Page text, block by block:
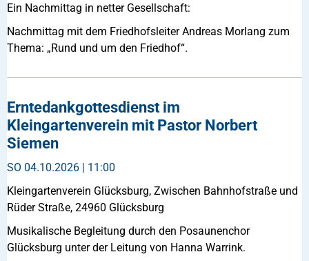
Ein Nachmittag in netter Gesellschaft:
Nachmittag mit dem Friedhofsleiter Andreas Morlang zum
Thema: „Rund und um den Friedhof“.
Erntedankgottesdienst im
Kleingartenverein mit Pastor Norbert
Siemen
SO 04.10.2026 | 11:00
Kleingartenverein Glücksburg, Zwischen Bahnhofstraße und
Rüder Straße, 24960 Glücksburg
Musikalische Begleitung durch den Posaunenchor
Glücksburg unter der Leitung von Hanna Warrink.